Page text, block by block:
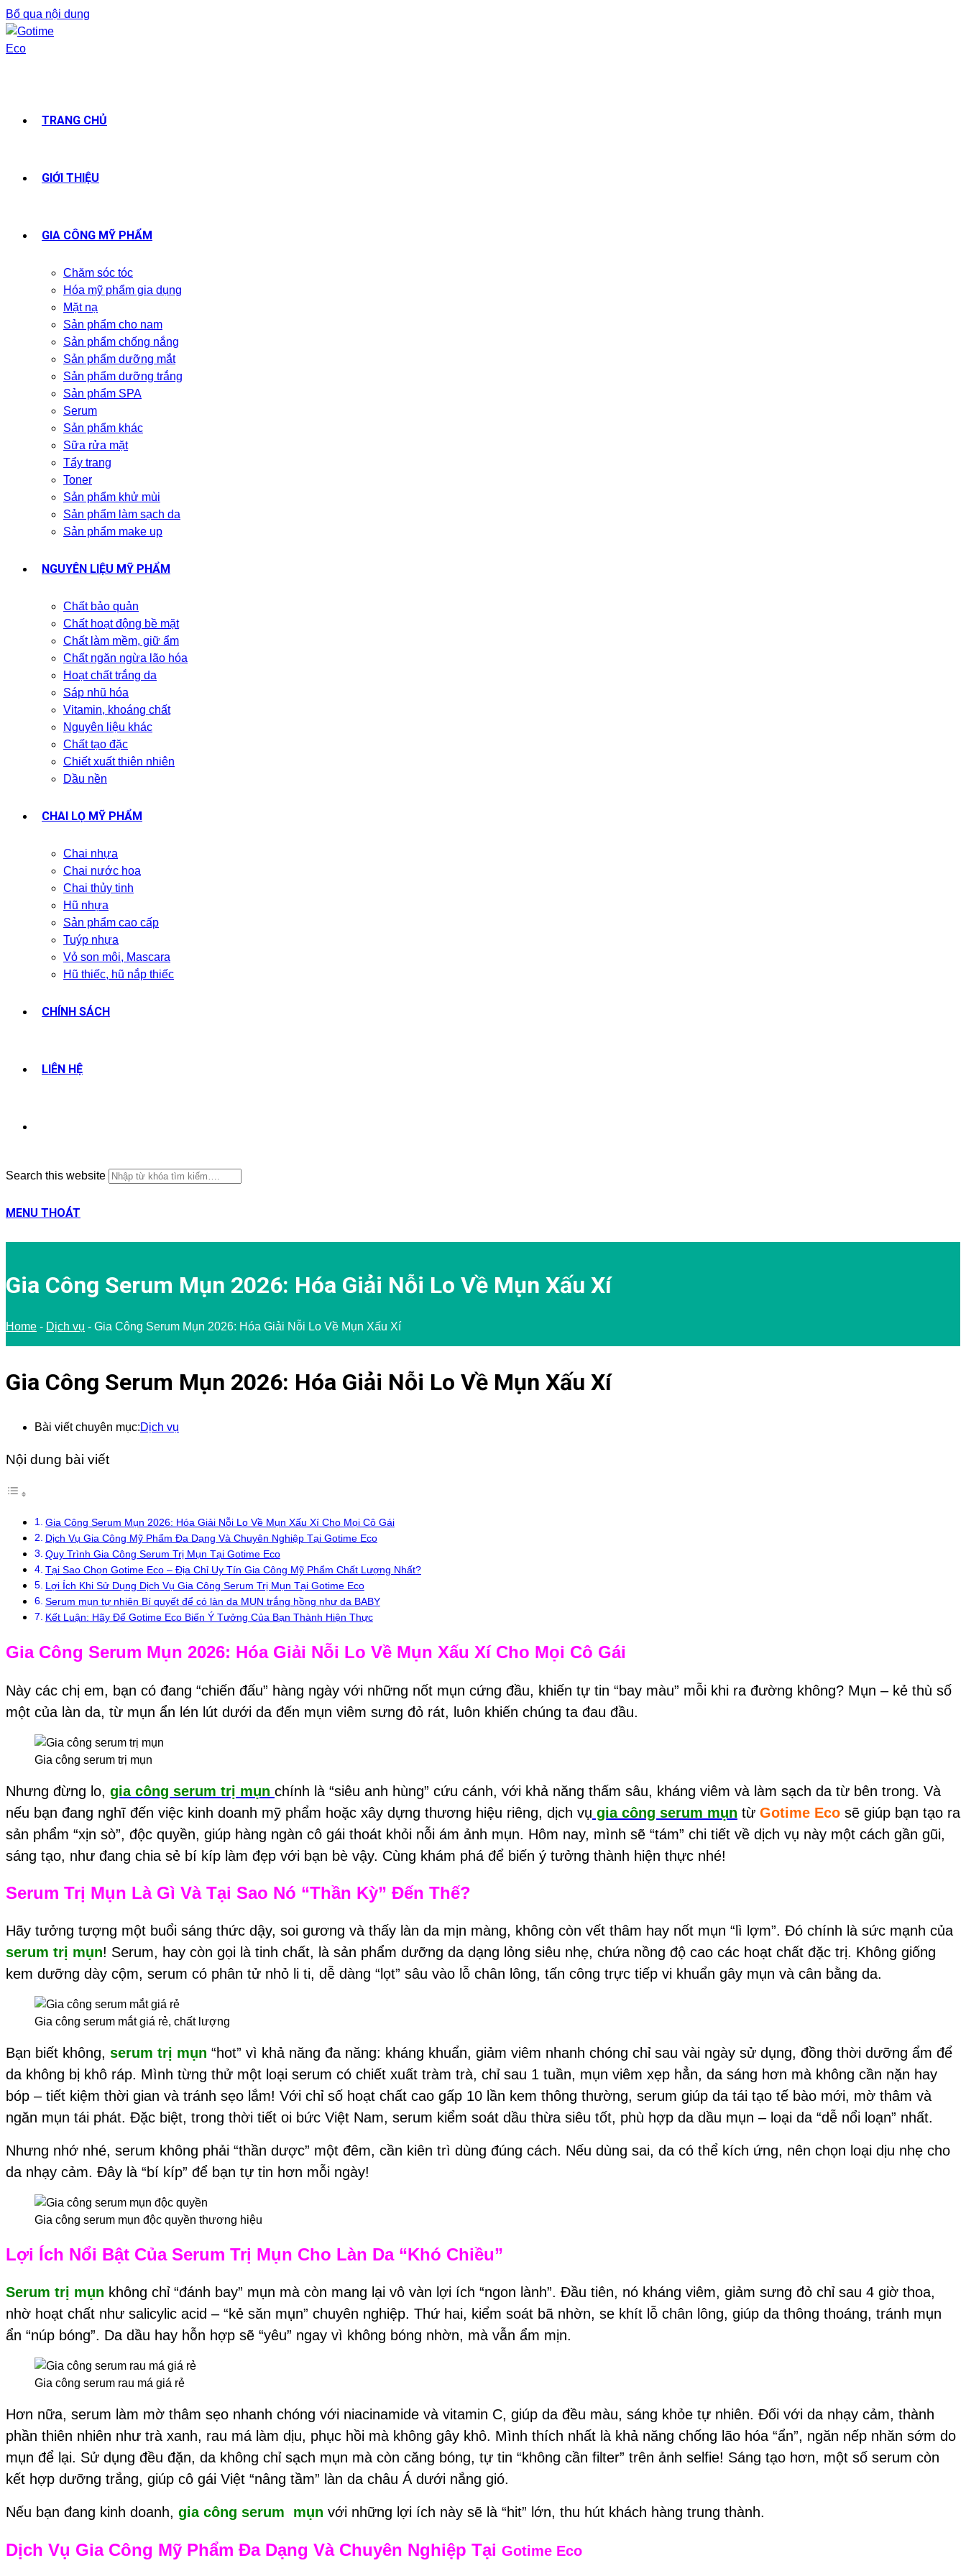
Bổ qua nội dung
TRANG CHỦ
GIỚI THIỆU
GIA CÔNG MỸ PHẨM
Chăm sóc tóc
Hóa mỹ phẩm gia dụng
Mặt nạ
Sản phẩm cho nam
Sản phẩm chống nắng
Sản phẩm dưỡng mắt
Sản phẩm dưỡng trắng
Sản phẩm SPA
Serum
Sản phẩm khác
Sữa rửa mặt
Tẩy trang
Toner
Sản phẩm khử mùi
Sản phẩm làm sạch da
Sản phẩm make up
NGUYÊN LIỆU MỸ PHẨM
Chất bảo quản
Chất hoạt động bề mặt
Chất làm mềm, giữ ẩm
Chất ngăn ngừa lão hóa
Hoạt chất trắng da
Sáp nhũ hóa
Vitamin, khoáng chất
Nguyên liệu khác
Chất tạo đặc
Chiết xuất thiên nhiên
Dầu nền
CHAI LỌ MỸ PHẨM
Chai nhựa
Chai nước hoa
Chai thủy tinh
Hũ nhựa
Sản phẩm cao cấp
Tuýp nhựa
Vỏ son môi, Mascara
Hũ thiếc, hũ nắp thiếc
CHÍNH SÁCH
LIÊN HỆ
Search this website
MENU THOÁT
Gia Công Serum Mụn 2026: Hóa Giải Nỗi Lo Về Mụn Xấu Xí
Home - Dịch vụ - Gia Công Serum Mụn 2026: Hóa Giải Nỗi Lo Về Mụn Xấu Xí
Gia Công Serum Mụn 2026: Hóa Giải Nỗi Lo Về Mụn Xấu Xí
Bài viết chuyên mục:Dịch vụ
Nội dung bài viết
Gia Công Serum Mụn 2026: Hóa Giải Nỗi Lo Về Mụn Xấu Xí Cho Mọi Cô Gái
Dịch Vụ Gia Công Mỹ Phẩm Đa Dạng Và Chuyên Nghiệp Tại Gotime Eco
Quy Trình Gia Công Serum Trị Mụn Tại Gotime Eco
Tại Sao Chọn Gotime Eco – Địa Chỉ Uy Tín Gia Công Mỹ Phẩm Chất Lượng Nhất?
Lợi Ích Khi Sử Dụng Dịch Vụ Gia Công Serum Trị Mụn Tại Gotime Eco
Serum mụn tự nhiên Bí quyết để có làn da MỤN trắng hồng như da BABY
Kết Luận: Hãy Để Gotime Eco Biến Ý Tưởng Của Bạn Thành Hiện Thực
Gia Công Serum Mụn 2026: Hóa Giải Nỗi Lo Về Mụn Xấu Xí Cho Mọi Cô Gái
Này các chị em, bạn có đang “chiến đấu” hàng ngày với những nốt mụn cứng đầu, khiến tự tin “bay màu” mỗi khi ra đường không? Mụn – kẻ thù số
một của làn da, từ mụn ẩn lén lút dưới da đến mụn viêm sưng đỏ rát, luôn khiến chúng ta đau đầu.
Gia công serum trị mụn
Nhưng đừng lo, gia công serum trị mụn chính là “siêu anh hùng” cứu cánh, với khả năng thấm sâu, kháng viêm và làm sạch da từ bên trong. Và
nếu bạn đang nghĩ đến việc kinh doanh mỹ phẩm hoặc xây dựng thương hiệu riêng, dịch vụ gia công serum mụn từ Gotime Eco sẽ giúp bạn tạo ra
sản phẩm “xịn sò”, độc quyền, giúp hàng ngàn cô gái thoát khỏi nỗi ám ảnh mụn. Hôm nay, mình sẽ “tám” chi tiết về dịch vụ này một cách gần gũi,
sáng tạo, như đang chia sẻ bí kíp làm đẹp với bạn bè vậy. Cùng khám phá để biến ý tưởng thành hiện thực nhé!
Serum Trị Mụn Là Gì Và Tại Sao Nó “Thần Kỳ” Đến Thế?
Hãy tưởng tượng một buổi sáng thức dậy, soi gương và thấy làn da mịn màng, không còn vết thâm hay nốt mụn “lì lợm”. Đó chính là sức mạnh của
serum trị mụn! Serum, hay còn gọi là tinh chất, là sản phẩm dưỡng da dạng lỏng siêu nhẹ, chứa nồng độ cao các hoạt chất đặc trị. Không giống
kem dưỡng dày cộm, serum có phân tử nhỏ li ti, dễ dàng “lọt” sâu vào lỗ chân lông, tấn công trực tiếp vi khuẩn gây mụn và cân bằng da.
Gia công serum mắt giá rẻ, chất lượng
Bạn biết không, serum trị mụn “hot” vì khả năng đa năng: kháng khuẩn, giảm viêm nhanh chóng chỉ sau vài ngày sử dụng, đồng thời dưỡng ẩm để
da không bị khô ráp. Mình từng thử một loại serum có chiết xuất tràm trà, chỉ sau 1 tuần, mụn viêm xẹp hẳn, da sáng hơn mà không cần nặn hay
bóp – tiết kiệm thời gian và tránh sẹo lắm! Với chỉ số hoạt chất cao gấp 10 lần kem thông thường, serum giúp da tái tạo tế bào mới, mờ thâm và
ngăn mụn tái phát. Đặc biệt, trong thời tiết oi bức Việt Nam, serum kiểm soát dầu thừa siêu tốt, phù hợp da dầu mụn – loại da “dễ nổi loạn” nhất.
Nhưng nhớ nhé, serum không phải “thần dược” một đêm, cần kiên trì dùng đúng cách. Nếu dùng sai, da có thể kích ứng, nên chọn loại dịu nhẹ cho
da nhạy cảm. Đây là “bí kíp” để bạn tự tin hơn mỗi ngày!
Gia công serum mụn độc quyền thương hiệu
Lợi Ích Nổi Bật Của Serum Trị Mụn Cho Làn Da “Khó Chiều”
Serum trị mụn không chỉ “đánh bay” mụn mà còn mang lại vô vàn lợi ích “ngon lành”. Đầu tiên, nó kháng viêm, giảm sưng đỏ chỉ sau 4 giờ thoa,
nhờ hoạt chất như salicylic acid – “kẻ săn mụn” chuyên nghiệp. Thứ hai, kiểm soát bã nhờn, se khít lỗ chân lông, giúp da thông thoáng, tránh mụn
ẩn “núp bóng”. Da dầu hay hỗn hợp sẽ “yêu” ngay vì không bóng nhờn, mà vẫn ẩm mịn.
Gia công serum rau má giá rẻ
Hơn nữa, serum làm mờ thâm sẹo nhanh chóng với niacinamide và vitamin C, giúp da đều màu, sáng khỏe tự nhiên. Đối với da nhạy cảm, thành
phần thiên nhiên như trà xanh, rau má làm dịu, phục hồi mà không gây khô. Mình thích nhất là khả năng chống lão hóa “ẩn”, ngăn nếp nhăn sớm do
mụn để lại. Sử dụng đều đặn, da không chỉ sạch mụn mà còn căng bóng, tự tin “không cần filter” trên ảnh selfie! Sáng tạo hơn, một số serum còn
kết hợp dưỡng trắng, giúp cô gái Việt “nâng tầm” làn da châu Á dưới nắng gió.
Nếu bạn đang kinh doanh, gia công serum mụn với những lợi ích này sẽ là “hit” lớn, thu hút khách hàng trung thành.
Dịch Vụ Gia Công Mỹ Phẩm Đa Dạng Và Chuyên Nghiệp Tại Gotime Eco